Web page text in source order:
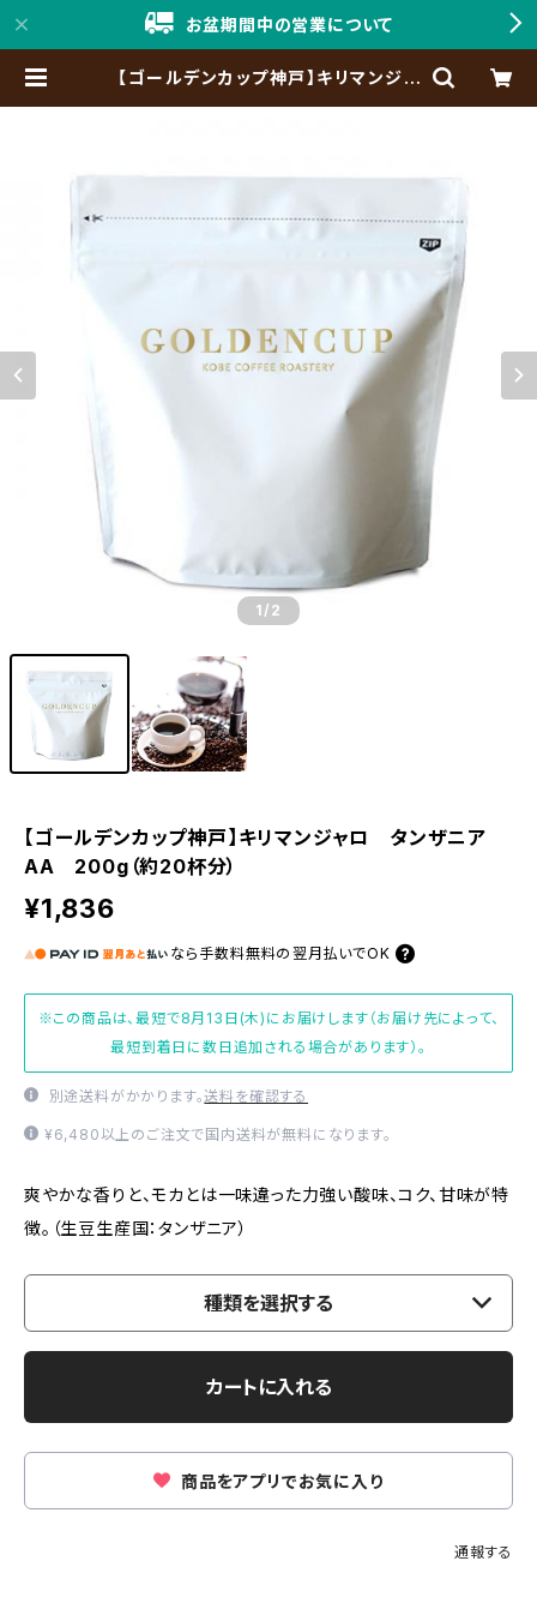
お盆期間中の営業について
【ゴールデンカップ神戸】キリマンジャ
1/2
【ゴールデンカップ神戸】キリマンジャロ タンザニア
AA 200g（約20杯分）
¥1,836
なら 手数料無料の 翌月払いでOK
※この商品は、最短で8月13日(木)にお届けします（お届け先によって、
最短到着日に数日追加される場合があります）。
別途送料がかかります。送料を確認する
¥6,480以上のご注文で国内送料が無料になります。
爽やかな香りと、モカとは一味違った力強い酸味、コク、甘味が特
徴。（生豆生産国：タンザニア）
種類を選択する
カートに入れる
商品をアプリでお気に入り
通報する